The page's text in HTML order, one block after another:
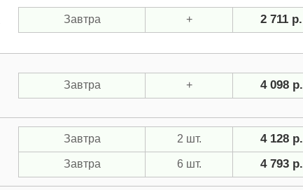
Завтра + 2 711 р.
Завтра + 4 098 р.
Завтра 2 шт. 4 128 р.
Завтра 6 шт. 4 793 р.